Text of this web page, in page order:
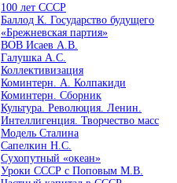
100 лет СССР
Баллод К. Государство будущего
«Брежневская партия»
ВОВ Исаев А.В.
Галушка А.С.
Коллективизация
Коминтерн. А. Колпакиди
Коминтерн. Сборник
Культура. Революция. Ленин.
Интеллигенция. Творчество масс
Модель Сталина
Сапелкин Н.С.
Сухопутный «океан»
Уроки СССР с Поповым М.В.